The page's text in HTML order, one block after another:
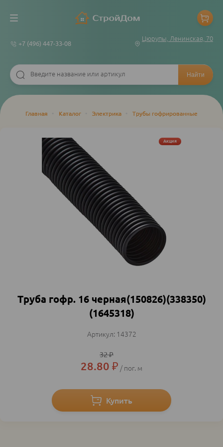
+7 (496) 447-33-08
Цюрупы, Ленинская, 70
Строка
Главная Каталог Электрика Трубы гофрированные
Акция
Труба гофр. 16 черная(150826)(338350)
(1645318)
14372
32₽
28.80 ₽ пог. м